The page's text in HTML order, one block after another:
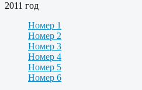
2011 год
Номер 1
Номер 2
Номер 3
Номер 4
Номер 5
Номер 6